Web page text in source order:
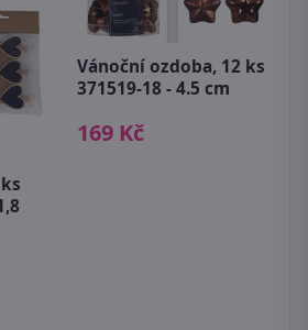
Vánoční ozdoba, 12 ks
371519-18 - 4.5 cm
169 Kč